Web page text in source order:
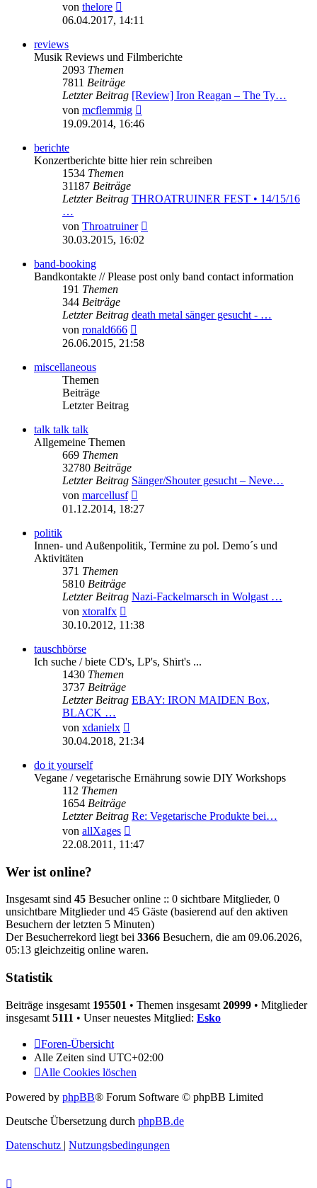
von thelore
Beitrag
06.04.2017, 14:11
reviews
Musik Reviews und Filmberichte
2093 Themen
7811 Beiträge
Letzter Beitrag [Review] Iron Reagan – The Ty…
von mcflemmig
Beitrag
19.09.2014, 16:46
berichte
Konzertberichte bitte hier rein schreiben
1534 Themen
31187 Beiträge
Letzter Beitrag THROATRUINER FEST • 14/15/16
…
von Throatruiner
30.03.2015, 16:02
band-booking
Bandkontakte // Please post only band contact information
191 Themen
344 Beiträge
Letzter Beitrag death metal sänger gesucht - …
von ronald666
Beitrag
26.06.2015, 21:58
miscellaneous
Themen
Beiträge
Letzter Beitrag
talk talk talk
Allgemeine Themen
669 Themen
32780 Beiträge
Letzter Beitrag Sänger/Shouter gesucht – Neve…
von marcellusf
Beitrag
01.12.2014, 18:27
politik
Innen- und Außenpolitik, Termine zu pol. Demo´s und
Aktivitäten
371 Themen
5810 Beiträge
Letzter Beitrag Nazi-Fackelmarsch in Wolgast …
von xtoralfx
Beitrag
30.10.2012, 11:38
tauschbörse
Ich suche / biete CD's, LP's, Shirt's ...
1430 Themen
3737 Beiträge
Letzter Beitrag EBAY: IRON MAIDEN Box,
BLACK …
von xdanielx
Beitrag
30.04.2018, 21:34
do it yourself
Vegane / vegetarische Ernährung sowie DIY Workshops
112 Themen
1654 Beiträge
Letzter Beitrag Re: Vegetarische Produkte bei…
von allXages
Beitrag
22.08.2011, 11:47
Wer ist online?
Insgesamt sind 45 Besucher online :: 0 sichtbare Mitglieder, 0
unsichtbare Mitglieder und 45 Gäste (basierend auf den aktiven
Besuchern der letzten 5 Minuten)
Der Besucherrekord liegt bei 3366 Besuchern, die am 09.06.2026,
05:13 gleichzeitig online waren.
Statistik
Beiträge insgesamt 195501 • Themen insgesamt 20999 • Mitglieder
insgesamt 5111 • Unser neuestes Mitglied: Esko
Foren-Übersicht
Alle Zeiten sind UTC+02:00
Alle Cookies löschen
Powered by phpBB® Forum Software © phpBB Limited
Deutsche Übersetzung durch phpBB.de
Datenschutz | Nutzungsbedingungen